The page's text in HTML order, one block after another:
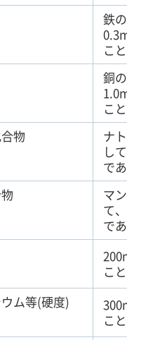
鉄の
こと
銅の
こと
物
ナト
して、
であ
マン
て、
であ
こと
ム等(硬度)
こと